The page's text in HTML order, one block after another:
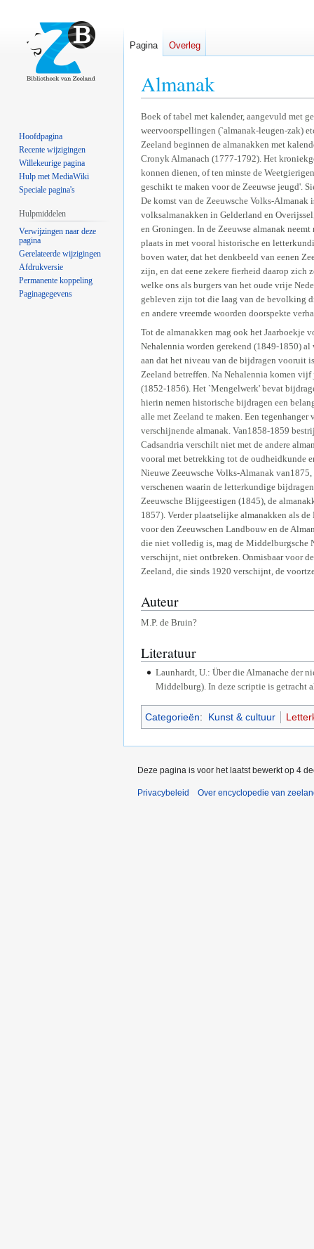
Almanak
Naar
navigatie
springen
Naar
zoeken
springen
Boek of tabel met kalender, aangevuld met
weervoorspellingen (`almanak-leugen-zak)
Zeeland beginnen de almanakken met
Cronyk Almanach (1777-1792). Het
konnen dienen, of ten minste de
geschikt te maken voor de Zeeuwse jeugd'.
De komst van de Zeeuwsche Volks-
volksalmanakken in Gelderland en
en Groningen. In de Zeeuwse almanak
plaats in met vooral historische en
boven water, dat het denkbeeld van eenen
zijn, en dat eene zekere fierheid daarop zich
welke ons als burgers van het oude vrije
gebleven zijn tot die laag van de bevolking
en andere vreemde woorden doorspekte
Tot de almanakken mag ook het Jaarboekje
Nehalennia worden gerekend (1849-1850)
aan dat het niveau van de bijdragen vooruit
Zeeland betreffen. Na Nehalennia komen
(1852-1856). Het `Mengelwerk' bevat
hierin nemen historische bijdragen een
alle met Zeeland te maken. Een
verschijnende almanak. Van1858-1859
Cadsandria verschilt niet met de andere
vooral met betrekking tot de oudheidkunde
Nieuwe Zeeuwsche Volks-Almanak
verschenen waarin de letterkundige
Zeeuwsche Blijgeestigen (1845), de
1857). Verder plaatselijke almanakken als
voor den Zeeuwschen Landbouw en de
die niet volledig is, mag de Middelburgsche
verschijnt, niet ontbreken. Onmisbaar voor
Zeeland, die sinds 1920 verschijnt, de
Auteur
M.P. de Bruin?
Literatuur
Launhardt, U.: Über die Almanache der
Middelburg). In deze scriptie is getracht
Categorieën: Kunst & cultuur
Pagina Overleg
Hoofdpagina
Recente wijzigingen
Willekeurige pagina
Hulp met MediaWiki
Speciale pagina's
Hulpmiddelen
Verwijzingen naar deze
pagina
Gerelateerde wijzigingen
Afdrukversie
Permanente koppeling
Paginagegevens
Deze pagina is voor het laatst bewerkt op 4
Privacybeleid Over encyclopedie van